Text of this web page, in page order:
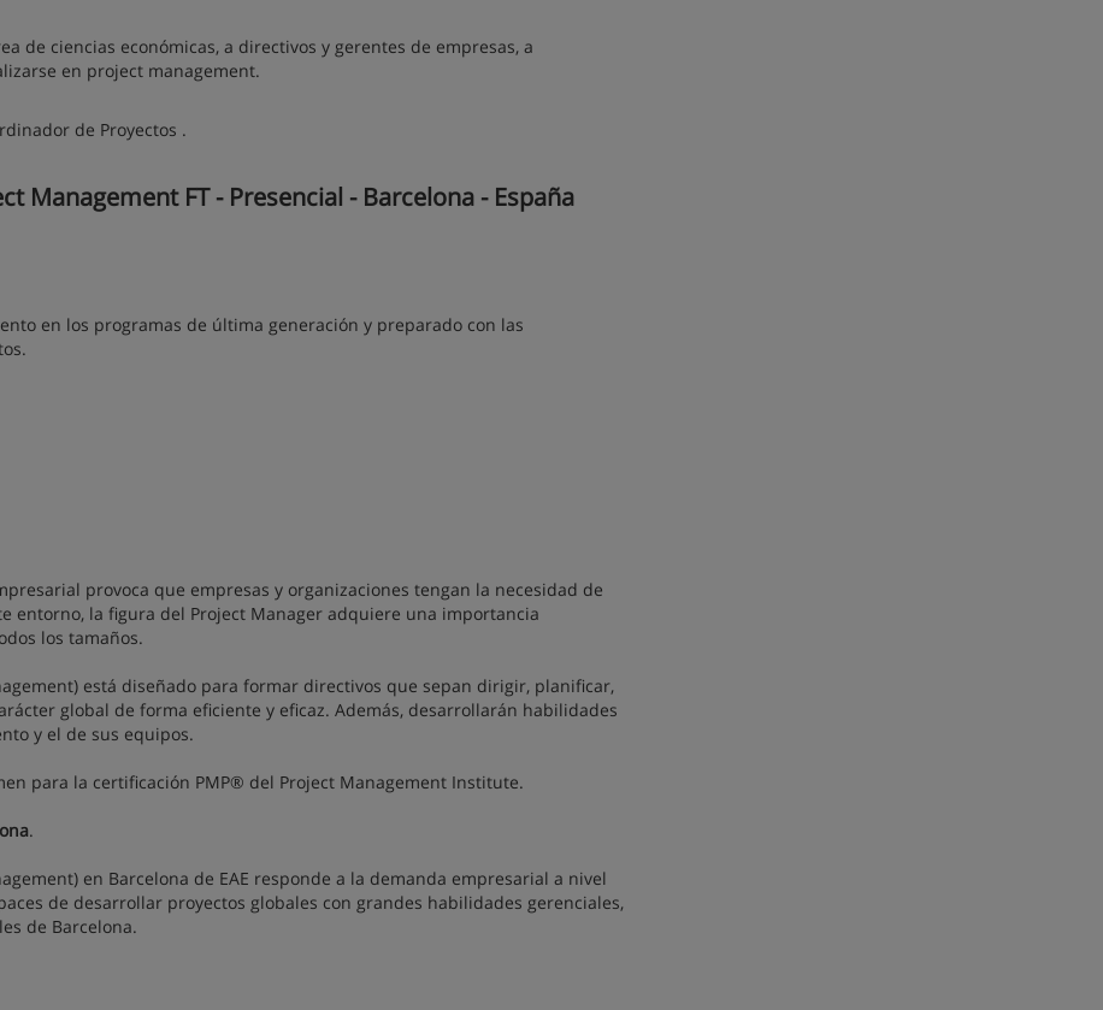
de ciencias económicas, a directivos y gerentes de empresas, a
en project management.
de Proyectos .
Management FT - Presencial - Barcelona - España
en los programas de última generación y preparado con las
provoca que empresas y organizaciones tengan la necesidad de
entorno, la figura del Project Manager adquiere una importancia
los tamaños.
está diseñado para formar directivos que sepan dirigir, planificar,
global de forma eficiente y eficaz. Además, desarrollarán habilidades
y el de sus equipos.
para la certificación PMP® del Project Management Institute.
.
en Barcelona de EAE responde a la demanda empresarial a nivel
de desarrollar proyectos globales con grandes habilidades gerenciales,
de Barcelona.